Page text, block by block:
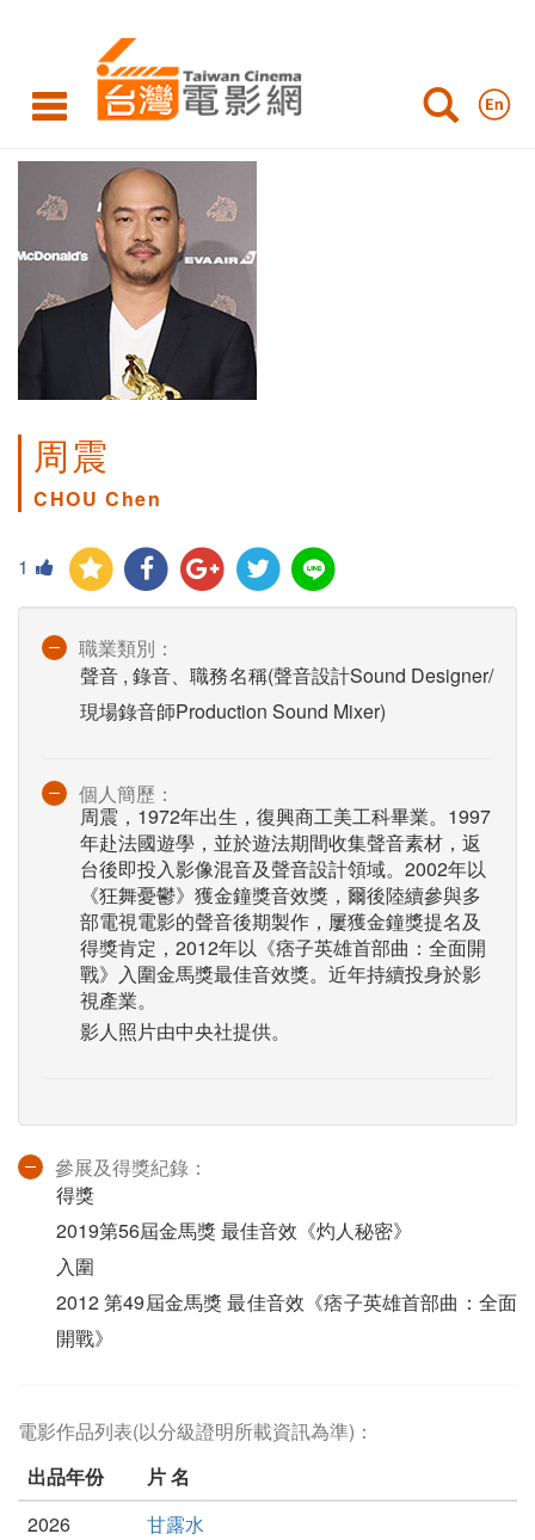
周震
CHOU Chen
1
職業類別：
聲音 , 錄音、職務名稱(聲音設計Sound Designer/
現場錄音師Production Sound Mixer)
個人簡歷：
周震，1972年出生，復興商工美工科畢業。1997
年赴法國遊學，並於遊法期間收集聲音素材，返
台後即投入影像混音及聲音設計領域。2002年以
《狂舞憂鬱》獲金鐘獎音效獎，爾後陸續參與多
部電視電影的聲音後期製作，屢獲金鐘獎提名及
得獎肯定，2012年以《痞子英雄首部曲：全面開
戰》入圍金馬獎最佳音效獎。近年持續投身於影
視產業。
影人照片由中央社提供。
參展及得獎紀錄：
得獎
2019第56屆金馬獎 最佳音效《灼人秘密》
入圍
2012 第49屆金馬獎 最佳音效《痞子英雄首部曲：全面
開戰》
電影作品列表(以分級證明所載資訊為準)：
出品年份
片 名
2026
甘露水